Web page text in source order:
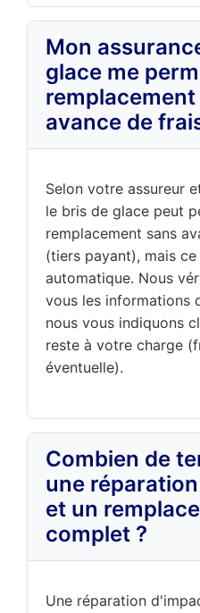
Mon
glace me
remplacement
avance de
Selon votre assureur
le bris de glace peut
remplacement sans
(tiers payant), mais ce
automatique. Nous
vous les informations
nous vous indiquons
reste à votre charge
éventuelle).
Combien de
une
et un
complet ?
Une réparation